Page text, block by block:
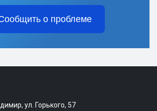
о проблеме
ул. Горького, 57